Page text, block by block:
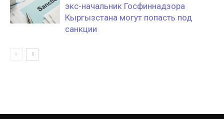
экс-начальник Госфиннадзора
Кыргызстана могут попасть под
санкции